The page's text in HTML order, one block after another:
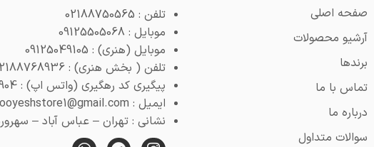
صفحه اصلی
آرشیو محصولات
برندها
تماس با ما
درباره ما
سوالات متداول
تلفن : 02188750565
موبایل : 09125505068
موبایل (هنری) : 09125049105
تلفن ( بخش هنری) : 02188768936
پیگیری کد رهگیری (واتس اپ) : 09021194904
ایمیل : pooyeshstore1@gmail.com
نشانی : تهران – عباس آباد – سهروردی